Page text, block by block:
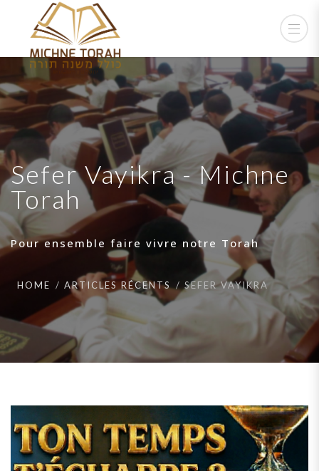
Sefer Vayikra - Michne
Torah
Pour ensemble faire vivre notre Torah
HOME ARTICLES RÉCENTS SEFER VAYIKRA